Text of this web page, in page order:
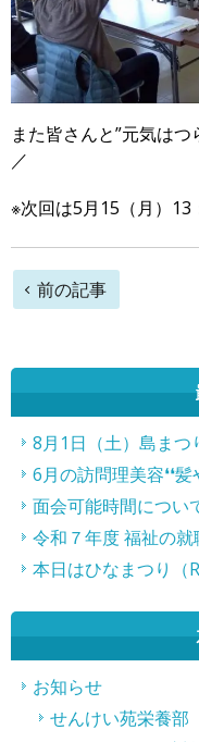
また皆さんと”元気は
／
※次回は5月15（月）13
前
の
事
へ
の
リ
前の記事
8月1日（土）島ま
6月の訪問理美容❛❛
面会可能時間につい
令和７年度 福祉の
本日はひなまつり（
お知らせ
せんけい苑栄養部